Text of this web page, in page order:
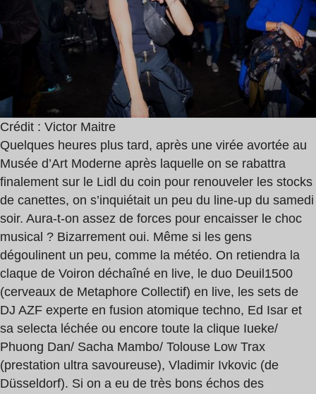
Crédit : Victor Maitre
Quelques heures plus tard, après une virée avortée au
Musée d’Art Moderne après laquelle on se rabattra
finalement sur le Lidl du coin pour renouveler les stocks
de canettes, on s’inquiétait un peu du line-up du samedi
soir. Aura-t-on assez de forces pour encaisser le choc
musical ? Bizarrement oui. Même si les gens
dégoulinent un peu, comme la météo. On retiendra la
claque de Voiron déchaîné en live, le duo Deuil1500
(cerveaux de Metaphore Collectif) en live, les sets de
DJ AZF experte en fusion atomique techno, Ed Isar et
sa selecta léchée ou encore toute la clique Iueke/
Phuong Dan/ Sacha Mambo/ Tolouse Low Trax
(prestation ultra savoureuse), Vladimir Ivkovic (de
Düsseldorf). Si on a eu de très bons échos des